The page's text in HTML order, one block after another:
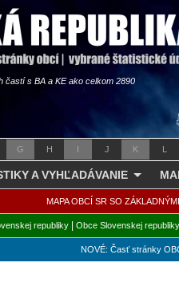
častí s BA a KE ako celkom 2890
G H I J K L
A VYHĽADÁVANIE
MAPA OBCÍ SR SO
republiky| Obce Slovenskej republiky
NOVÉ: Časť stránky